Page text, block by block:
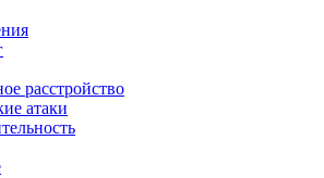
расстройство
атаки